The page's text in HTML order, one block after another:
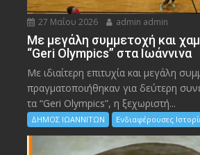
27 Μαΐου 2026 admin admin
Με μεγάλη συμμετοχή και
“Geri Olympics” στα Ιωάννινα
Με ιδιαίτερη επιτυχία και μεγάλη
πραγματοποιήθηκαν για δεύτερη
τα “Geri Olympics”, η ξεχωριστή...
ΔΗΜΟΣ ΙΩΑΝΝΙΤΩΝ Ενδιαφέρουσες